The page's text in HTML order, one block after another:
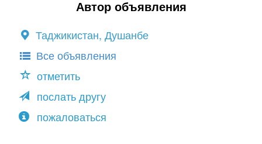
Автор объявления
Таджикистан, Душанбе
Все объявления
отметить
послать другу
пожаловаться